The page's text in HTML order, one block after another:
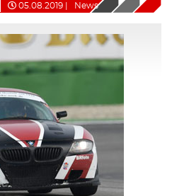
05.08.2019 News